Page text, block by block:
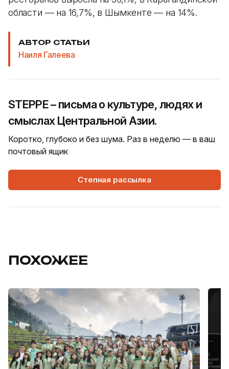
области — на 16,7%, в Шымкенте — на 14%.
АВТОР СТАТЬИ
Наиля Галеева
STEPPE – письма о культуре, людях и
смыслах Центральной Азии.
Коротко, глубоко и без шума. Раз в неделю — в ваш
почтовый ящик
Степная рассылка
ПОХОЖЕЕ